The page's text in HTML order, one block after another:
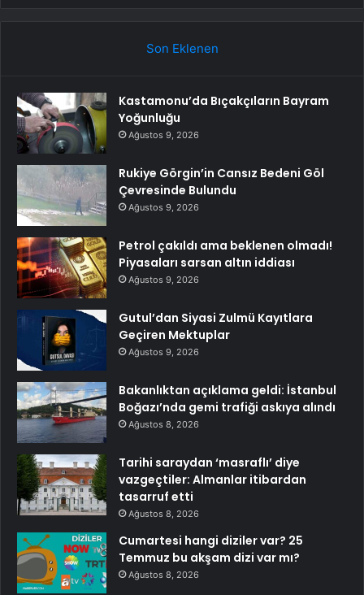
Son Eklenen
Kastamonu’da Bıçakçıların Bayram
Yoğunluğu
Ağustos 9, 2026
Rukiye Görgin’in Cansız Bedeni Göl
Çevresinde Bulundu
Ağustos 9, 2026
Petrol çakıldı ama beklenen olmadı!
Piyasaları sarsan altın iddiası
Ağustos 9, 2026
Gutul’dan Siyasi Zulmü Kayıtlara
Geçiren Mektuplar
Ağustos 9, 2026
Bakanlıktan açıklama geldi: İstanbul
Boğazı’nda gemi trafiği askıya alındı
Ağustos 8, 2026
Tarihi saraydan ‘masraflı’ diye
vazgeçtiler: Almanlar itibardan
tasarruf etti
Ağustos 8, 2026
Cumartesi hangi diziler var? 25
Temmuz bu akşam dizi var mı?
Ağustos 8, 2026